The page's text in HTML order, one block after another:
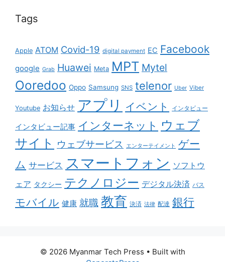
Tags
Apple ATOM Covid-19 digital payment EC Facebook
google Grab Huawei Meta MPT Mytel
Ooredoo Oppo Samsung SNS telenor Uber Viber
Youtube お知らせ アプリ イベント インタビュー
インタビュー記事 インターネット ウェブ
サイト ウェブサービス エンターテイメント ゲー
ム サービス スマートフォン ソフトウ
ェア タクシー テクノロジー デジタル決済 バス
モバイル 健康 就職 教育 決済 法律 配達 銀行
© 2026 Myanmar Tech Press • Built with